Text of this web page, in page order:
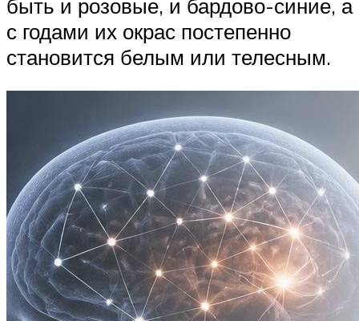
быть и розовые, и бардово-синие, а
с годами их окрас постепенно
становится белым или телесным.